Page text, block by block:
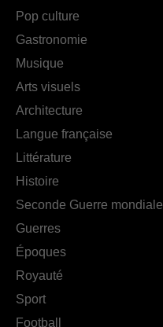
Pop culture
Gastronomie
Musique
Arts visuels
Architecture
Langue française
Littérature
Histoire
Seconde Guerre mondiale
Guerres
Époques
Royauté
Sport
Football